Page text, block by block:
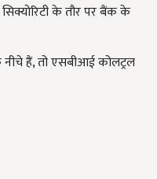
के तौर पर बैंक के
हैं, तो एसबीआई कोलट्रल